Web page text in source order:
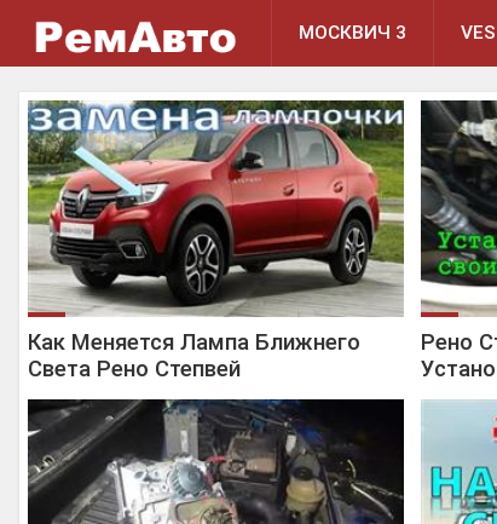
МОСКВИЧ 3
Как Меняется Лампа Ближнего
Света Рено Степвей
Рено